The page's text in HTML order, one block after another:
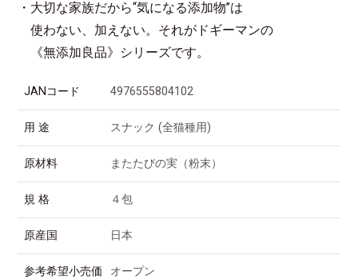
・大切な家族だから“気になる添加物”は
使わない、加えない。それがドギーマンの
《無添加良品》シリーズです。
JANコード 4976555804102
用 途 スナック (全猫種用)
原材料 またたびの実（粉末）
規 格 ４包
原産国 日本
参考希望小売価
オープン